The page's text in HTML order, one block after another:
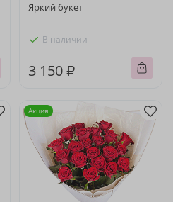
Яркий букет
В наличии
3 150 ₽
Акция